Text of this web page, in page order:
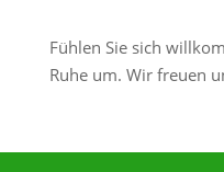
Fühlen Sie sich
Ruhe um. Wir freuen